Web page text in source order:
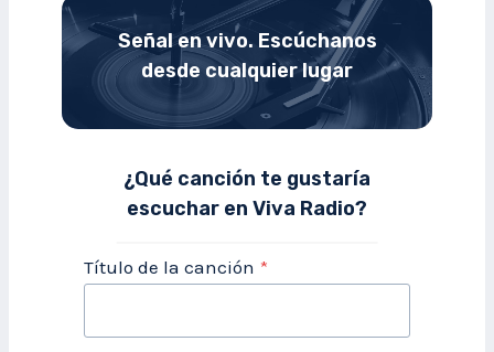
Señal en vivo. Escúchanos
desde cualquier lugar
¿Qué canción te gustaría
escuchar en Viva Radio?
Título de la canción *